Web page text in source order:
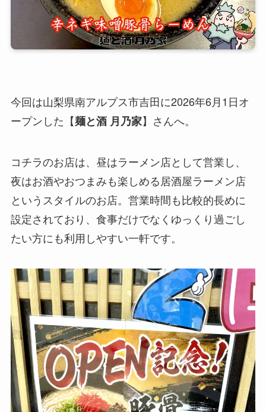
今回は山梨県南アルプス市吉田に2026年6月1日オ
ープンした【麺と酒 月乃家】さんへ。
コチラのお店は、昼はラーメン店として営業し、
夜はお酒やおつまみも楽しめる居酒屋ラーメン店
というスタイルのお店。営業時間も比較的長めに
設定されており、食事だけでなくゆっくり過ごし
たい方にも利用しやすい一軒です。